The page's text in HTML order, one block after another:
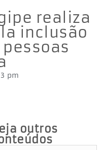
realiza
inclusão
pm
outros